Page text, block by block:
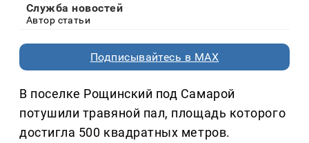
Служба новостей
Автор статьи
Подписывайтесь в MAX
В поселке Рощинский под Самарой
потушили травяной пал, площадь которого
достигла 500 квадратных метров.